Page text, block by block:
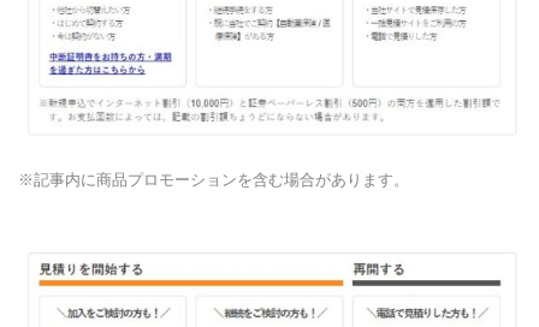
※記事内に商品プロモーションを含む場合があります。